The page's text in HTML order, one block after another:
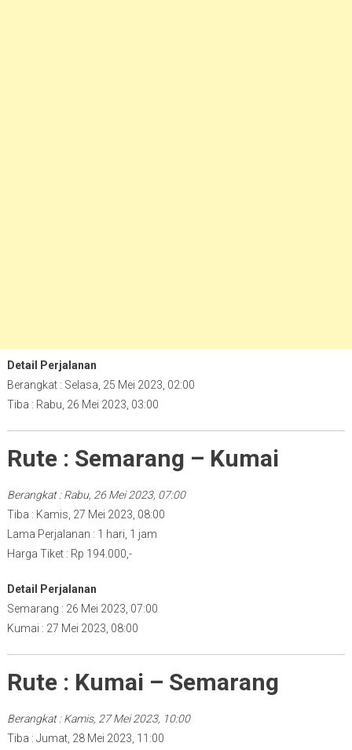
Detail Perjalanan
Berangkat : Selasa, 25 Mei 2023, 02:00
Tiba : Rabu, 26 Mei 2023, 03:00
Rute : Semarang – Kumai
Berangkat : Rabu, 26 Mei 2023, 07:00
Tiba : Kamis, 27 Mei 2023, 08:00
Lama Perjalanan : 1 hari, 1 jam
Harga Tiket : Rp 194.000,-
Detail Perjalanan
Semarang : 26 Mei 2023, 07:00
Kumai : 27 Mei 2023, 08:00
Rute : Kumai – Semarang
Berangkat : Kamis, 27 Mei 2023, 10:00
Tiba : Jumat, 28 Mei 2023, 11:00